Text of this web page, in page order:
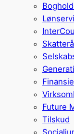
Future
Tilskud